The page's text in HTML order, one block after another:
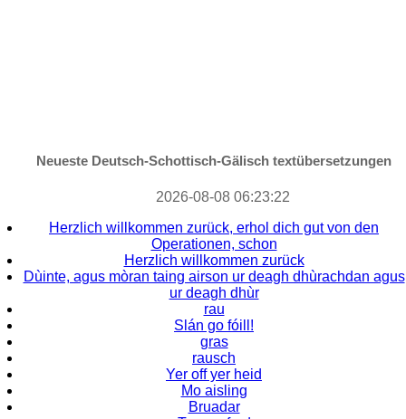
Neueste Deutsch-Schottisch-Gälisch textübersetzungen
2026-08-08 06:23:22
Herzlich willkommen zurück, erhol dich gut von den
Operationen, schon
Herzlich willkommen zurück
Dùinte, agus mòran taing airson ur deagh dhùrachdan agus
ur deagh dhùr
rau
Slán go fóill!
gras
rausch
Yer off yer heid
Mo aisling
Bruadar